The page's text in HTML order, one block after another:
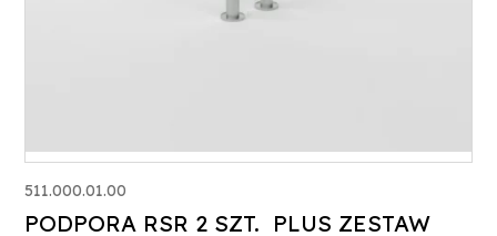
511.000.01.00
PODPORA RSR 2 SZT. PLUS ZESTAW